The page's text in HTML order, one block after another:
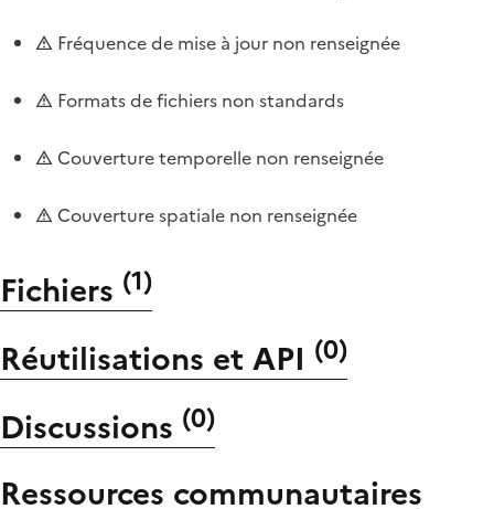
Fréquence de mise à jour non renseignée
Formats de fichiers non standards
Couverture temporelle non renseignée
Couverture spatiale non renseignée
Fichiers (1)
Réutilisations et API (0)
Discussions (0)
Ressources communautaires